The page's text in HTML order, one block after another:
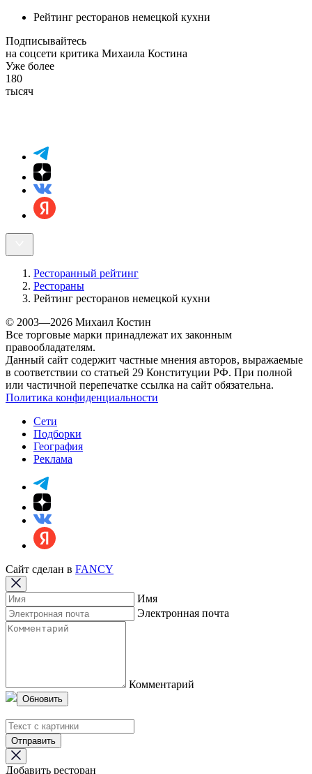
Рейтинг ресторанов немецкой кухни
Подписывайтесь
на соцсети критика Михаила Костина
Уже более
180
тысяч
Ресторанный рейтинг
Рестораны
Рейтинг ресторанов немецкой кухни
© 2003—2026 Михаил Костин
Все торговые марки принадлежат их законным
правообладателям.
Данный сайт содержит частные мнения авторов, выражаемые
в соответствии со статьей 29 Конституции РФ. При полной
или частичной перепечатке ссылка на сайт обязательна.
Политика конфиденциальности
Сети
Подборки
География
Реклама
Сайт сделан в FANCY
Имя
Электронная почта
Комментарий
Обновить
Отправить
Добавить ресторан